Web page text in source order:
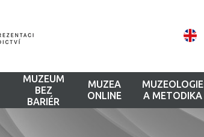
MUZEUM
BEZ
BARIÉR
MUZEA
ONLINE
MUZEOLOGIE
A METODIKA